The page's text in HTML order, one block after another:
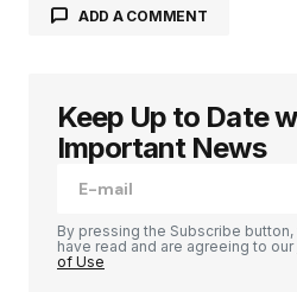
ADD A COMMENT
Votre adresse e-mail ne
champs obligatoires sont
Keep Up to Date
Important News
By pressing the Subscribe
have read and are agreeing to our
of Use